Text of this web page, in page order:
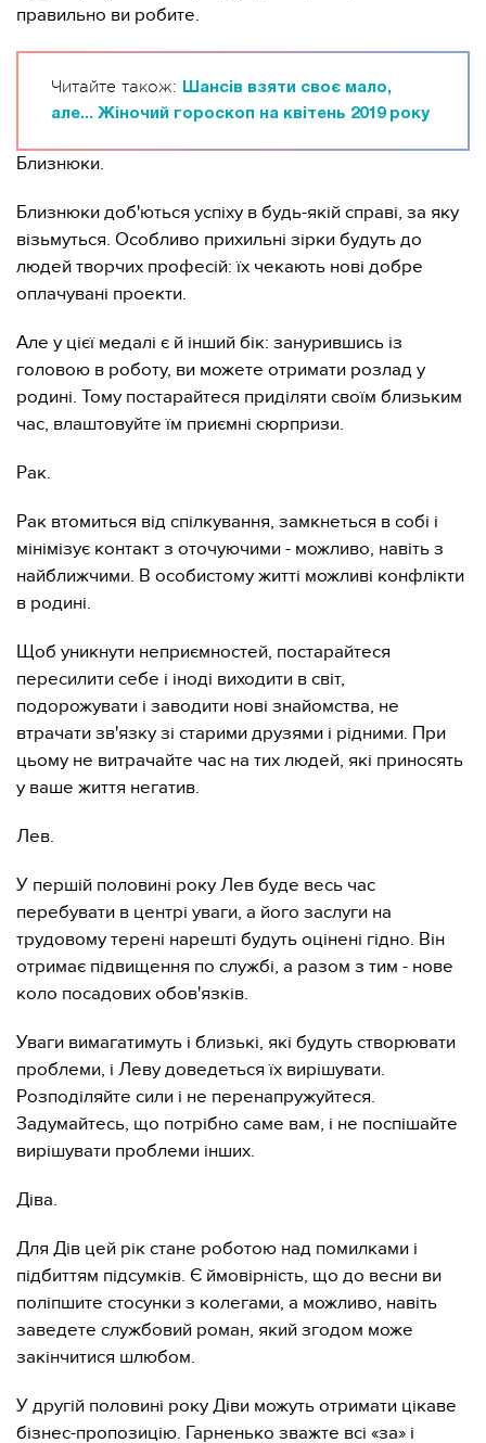
правильно ви робите.
Читайте також:
Шансів взяти своє мало,
але... Жіночий гороскоп на квітень 2019 року
Близнюки.
Близнюки доб'ються успіху в будь-якій справі, за яку
візьмуться. Особливо прихильні зірки будуть до
людей творчих професій: їх чекають нові добре
оплачувані проекти.
Але у цієї медалі є й інший бік: занурившись із
головою в роботу, ви можете отримати розлад у
родині. Тому постарайтеся приділяти своїм близьким
час, влаштовуйте їм приємні сюрпризи.
Рак.
Рак втомиться від спілкування, замкнеться в собі і
мінімізує контакт з оточуючими - можливо, навіть з
найближчими. В особистому житті можливі конфлікти
в родині.
Щоб уникнути неприємностей, постарайтеся
пересилити себе і іноді виходити в світ,
подорожувати і заводити нові знайомства, не
втрачати зв'язку зі старими друзями і рідними. При
цьому не витрачайте час на тих людей, які приносять
у ваше життя негатив.
Лев.
У першій половині року Лев буде весь час
перебувати в центрі уваги, а його заслуги на
трудовому терені нарешті будуть оцінені гідно. Він
отримає підвищення по службі, а разом з тим - нове
коло посадових обов'язків.
Уваги вимагатимуть і близькі, які будуть створювати
проблеми, і Леву доведеться їх вирішувати.
Розподіляйте сили і не перенапружуйтеся.
Задумайтесь, що потрібно саме вам, і не поспішайте
вирішувати проблеми інших.
Діва.
Для Дів цей рік стане роботою над помилками і
підбиттям підсумків. Є ймовірність, що до весни ви
поліпшите стосунки з колегами, а можливо, навіть
заведете службовий роман, який згодом може
закінчитися шлюбом.
У другій половині року Діви можуть отримати цікаве
бізнес-пропозицію. Гарненько зважте всі «за» і